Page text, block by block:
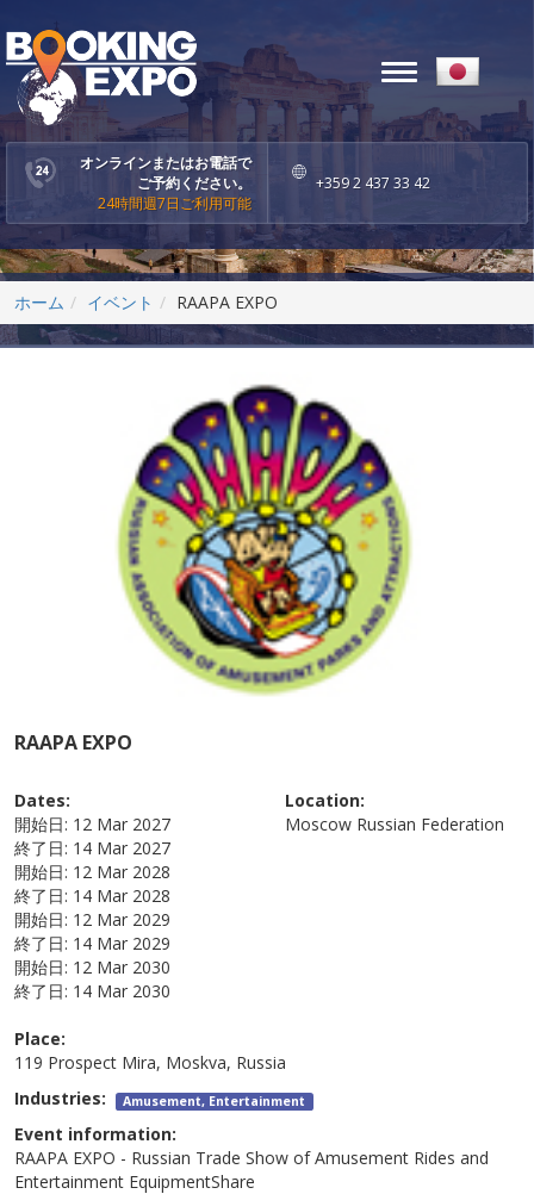
オンラインまたはお電話で
ご予約ください。
24時間週7日ご利用可能
+359 2 437 33 42
Toggle
ホーム イベント RAAPA EXPO
RAAPA EXPO
Dates:
開始日: 12 Mar 2027
終了日: 14 Mar 2027
開始日: 12 Mar 2028
終了日: 14 Mar 2028
開始日: 12 Mar 2029
終了日: 14 Mar 2029
開始日: 12 Mar 2030
終了日: 14 Mar 2030
Location:
Moscow Russian Federation
Place:
119 Prospect Mira, Moskva, Russia
Industries: Amusement, Entertainment
Event information:
RAAPA EXPO - Russian Trade Show of Amusement Rides and
Entertainment EquipmentShare